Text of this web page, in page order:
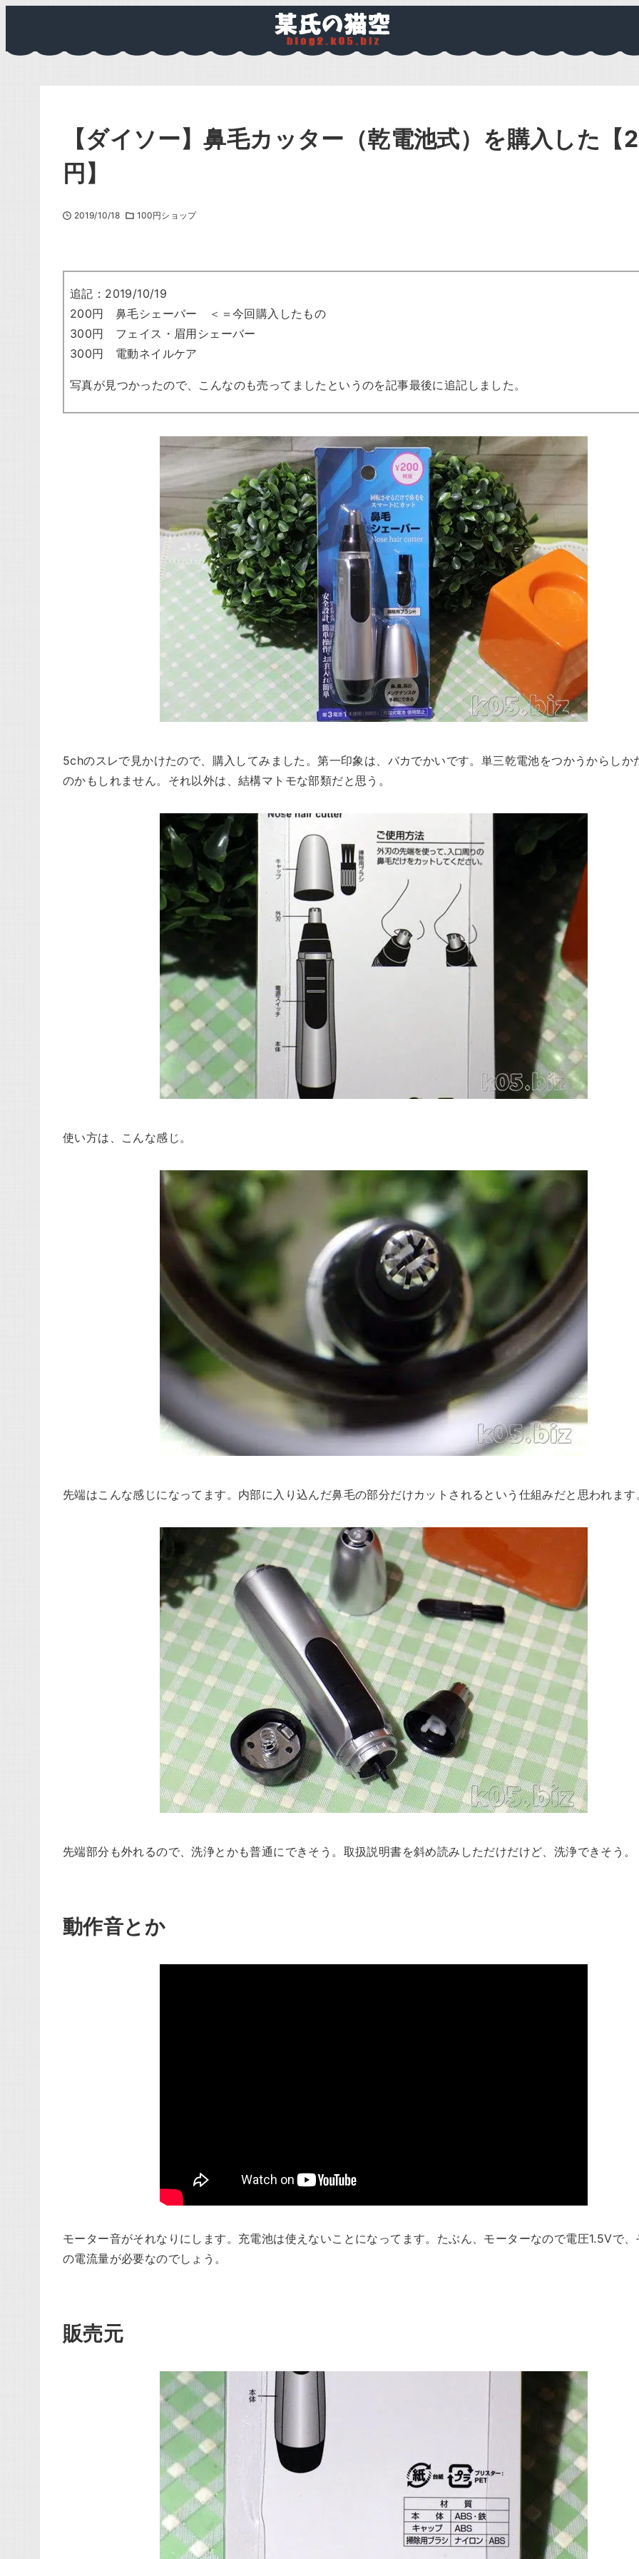
【ダイソー】鼻毛カッター（乾電池式）を購入した【
円】
2019/10/18 100円ショップ
追記：2019/10/19
200円 鼻毛シェーバー ＜＝今回購入したもの
300円 フェイス・眉用シェーバー
300円 電動ネイルケア
写真が見つかったので、こんなのも売ってましたというのを記事最後に追記しました。
5chのスレで見かけたので、購入してみました。第一印象は、バカでかいです。単三乾電池をつかうからしか
のかもしれません。それ以外は、結構マトモな部類だと思う。
使い方は、こんな感じ。
先端はこんな感じになってます。内部に入り込んだ鼻毛の部分だけカットされるという仕組みだと思われます
先端部分も外れるので、洗浄とかも普通にできそう。取扱説明書を斜め読みしただけだけど、洗浄できそう。
動作音とか
モーター音がそれなりにします。充電池は使えないことになってます。たぶん、モーターなので電圧1.5Vで
の電流量が必要なのでしょう。
販売元